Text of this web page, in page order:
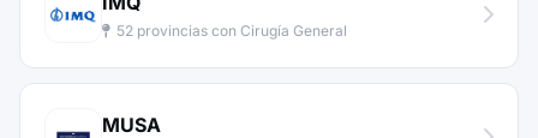
52 provincias con Cirugía General
MUSA